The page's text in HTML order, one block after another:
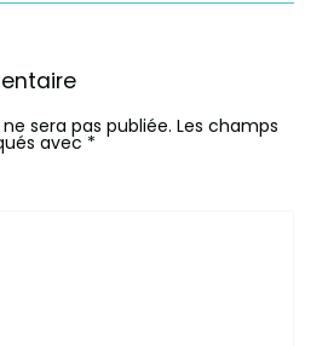
sera pas publiée. Les champs
avec *